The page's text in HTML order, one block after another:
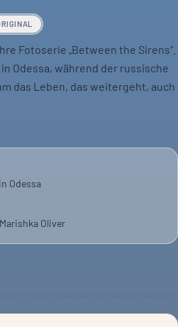
Fotoserie „Between the Sirens“.
Odessa, während der russische
das Leben, das weitergeht, auch
Menschen diese Räume
menschlicher Resilienz.
Fotografin und Autorin.
Odessa
Oliver